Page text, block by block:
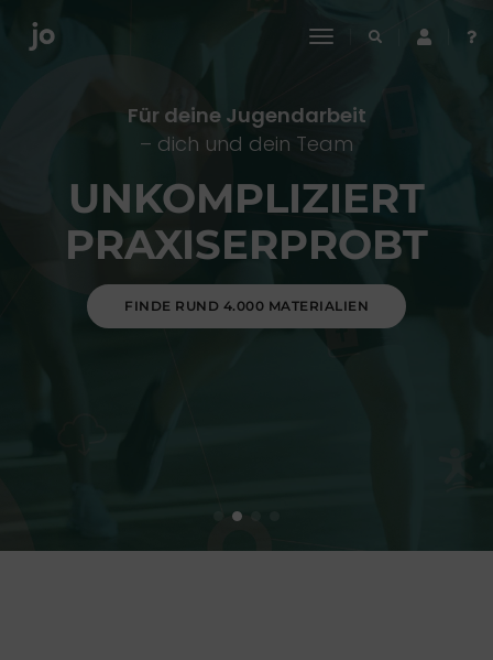
toggle
Für deine Jugendarbeit
– dich und dein Team
UNKOMPLIZIERT
PRAXISERPROBT
FINDE RUND 4.000 MATERIALIEN